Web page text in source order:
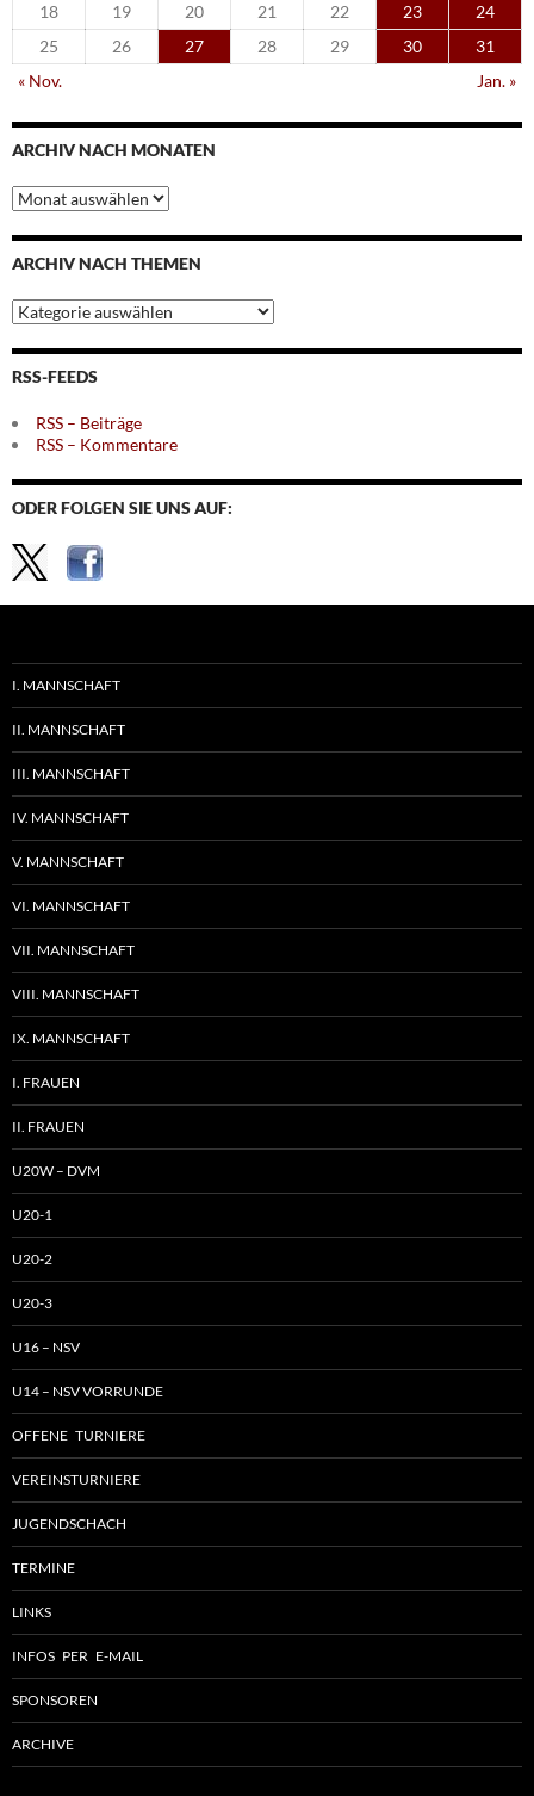
18
19 20 21 22 23
24
25
26 27 28 29 30
31
« Nov.
Jan. »
ARCHIV NACH MONATEN
Archiv
nach
Monaten
ARCHIV NACH THEMEN
Archiv
nach
Themen
RSS-FEEDS
RSS – Beiträge
RSS – Kommentare
ODER FOLGEN SIE UNS AUF:
I. MANNSCHAFT
II. MANNSCHAFT
III. MANNSCHAFT
IV. MANNSCHAFT
V. MANNSCHAFT
VI. MANNSCHAFT
VII. MANNSCHAFT
VIII. MANNSCHAFT
IX. MANNSCHAFT
I. FRAUEN
II. FRAUEN
U20W – DVM
U20-1
U20-2
U20-3
U16 – NSV
U14 – NSV VORRUNDE
OFFENE TURNIERE
VEREINSTURNIERE
JUGENDSCHACH
TERMINE
LINKS
INFOS PER E-MAIL
SPONSOREN
ARCHIVE